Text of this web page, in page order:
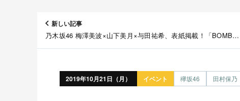
新しい記事
乃木坂46 梅澤美波×山下美月×与田祐希、表紙掲載！「BOMB
2019年10月21日（月） イベント 欅坂46 田村保乃